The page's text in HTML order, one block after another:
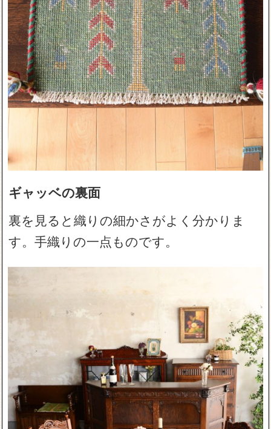
ギャッベの裏面
裏を見ると織りの細かさがよく分かりま
す。手織りの一点ものです。